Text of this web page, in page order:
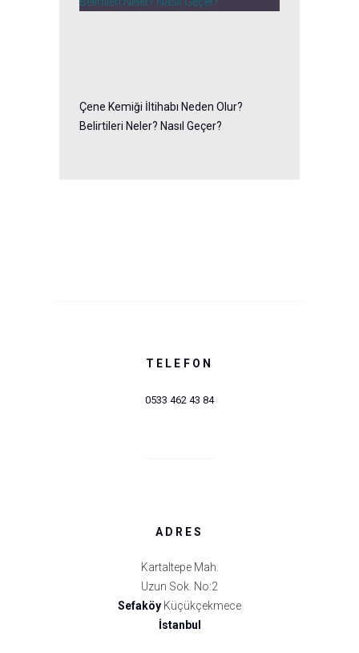
Çene Kemiği İltihabı Neden Olur?
Belirtileri Neler? Nasıl Geçer?
TELEFON
0533 462 43 84
ADRES
Kartaltepe Mah.
Uzun Sok. No:2
Sefaköy Küçükçekmece
İstanbul